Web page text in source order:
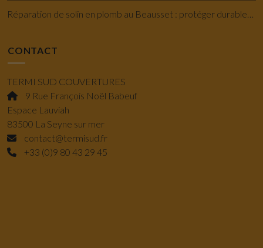
Réparation de solin en plomb au Beausset : protéger durablement votre toiture
CONTACT
TERMI SUD COUVERTURES
9 Rue François Noël Babeuf
Espace Lauviah
83500 La Seyne sur mer
contact@termisud.fr
+33 (0)9 80 43 29 45